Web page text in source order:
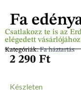
Csatlakozz te is az
elégedett
Kategóriák:Fa háztartás
Fa
2 290 Ft
Készleten